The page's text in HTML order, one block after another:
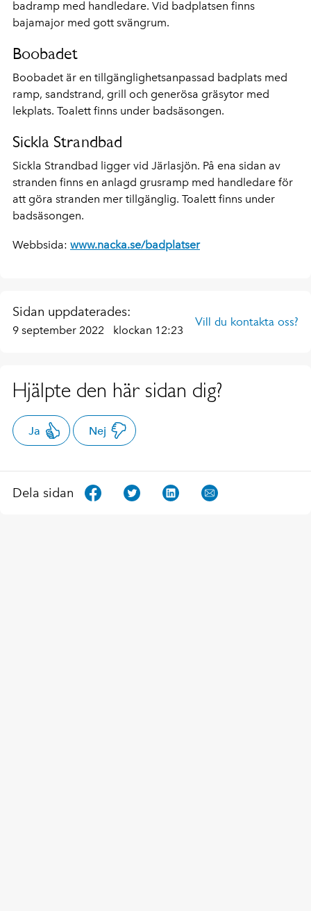
badramp med handledare. Vid badplatsen finns
bajamajor med gott svängrum.
Boobadet
Boobadet är en tillgänglighetsanpassad badplats med
ramp, sandstrand, grill och generösa gräsytor med
lekplats. Toalett finns under badsäsongen.
Sickla Strandbad
Sickla Strandbad ligger vid Järlasjön. På ena sidan av
stranden finns en anlagd grusramp med handledare för
att göra stranden mer tillgänglig. Toalett finns under
badsäsongen.
Webbsida: www.nacka.se/badplatser
Sidan uppdaterades:
9 september 2022 klockan 12:23
Vill du kontakta oss?
Hjälpte den här sidan dig?
Ja Nej
Dela sidan